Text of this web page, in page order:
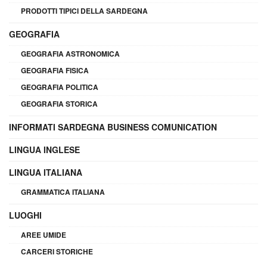
PRODOTTI TIPICI DELLA SARDEGNA
GEOGRAFIA
GEOGRAFIA ASTRONOMICA
GEOGRAFIA FISICA
GEOGRAFIA POLITICA
GEOGRAFIA STORICA
INFORMATI SARDEGNA BUSINESS COMUNICATION
LINGUA INGLESE
LINGUA ITALIANA
GRAMMATICA ITALIANA
LUOGHI
AREE UMIDE
CARCERI STORICHE